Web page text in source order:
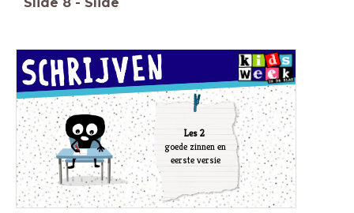
Les 2
goede zinnen en
eerste versie